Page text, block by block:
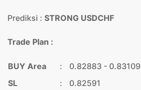
Prediksi : STRONG USDCHF
Trade Plan :
BUY Area :
0.82883 - 0.83109
SL
:
0.82591